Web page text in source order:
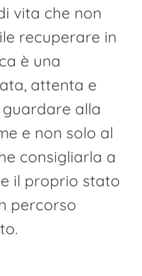
vita che non
recuperare in
è una
attenta e
alla
e non solo al
consigliarla a
il proprio stato
percorso